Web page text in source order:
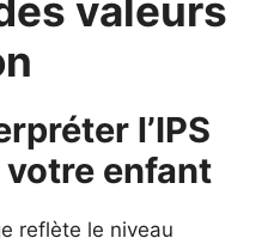
valeurs
l’IPS
enfant
reflète le niveau